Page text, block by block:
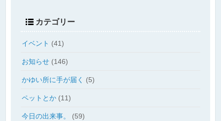
カテゴリー
イベント (41)
お知らせ (146)
かゆい所に手が届く (5)
ペットとか (11)
今日の出来事。 (59)